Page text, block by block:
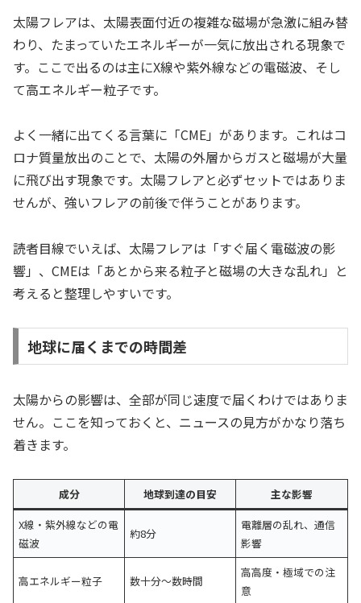
太陽フレアは、太陽表面付近の複雑な磁場が急激に組み替
わり、たまっていたエネルギーが一気に放出される現象で
す。ここで出るのは主にX線や紫外線などの電磁波、そし
て高エネルギー粒子です。
よく一緒に出てくる言葉に「CME」があります。これはコ
ロナ質量放出のことで、太陽の外層からガスと磁場が大量
に飛び出す現象です。太陽フレアと必ずセットではありま
せんが、強いフレアの前後で伴うことがあります。
読者目線でいえば、太陽フレアは「すぐ届く電磁波の影
響」、CMEは「あとから来る粒子と磁場の大きな乱れ」と
考えると整理しやすいです。
地球に届くまでの時間差
太陽からの影響は、全部が同じ速度で届くわけではありま
せん。ここを知っておくと、ニュースの見方がかなり落ち
着きます。
成分 地球到達の目安
主な影響
X線・紫外線などの電
磁波
約8分
電離層の乱れ、通信
影響
高エネルギー粒子 数十分〜数時間
高高度・極域での注
意